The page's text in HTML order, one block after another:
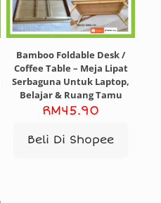
Bamboo Foldable Desk /
Coffee Table – Meja Lipat
Serbaguna Untuk Laptop,
Belajar & Ruang Tamu
RM45.90
Beli Di Shopee